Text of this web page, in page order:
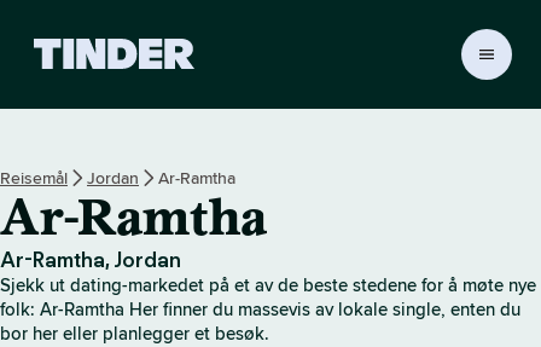
r
s
h
e
m
m
Reisemål Jordan Ar-Ramtha
Ar-Ramtha
Ar-Ramtha, Jordan
Sjekk ut dating-markedet på et av de beste stedene for å møte nye
folk: Ar-Ramtha Her finner du massevis av lokale single, enten du
bor her eller planlegger et besøk.